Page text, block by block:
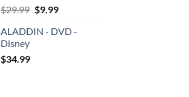
$29.99 Original
was:
$9.99Current
is:
ALADDIN - DVD -
Disney
$34.99